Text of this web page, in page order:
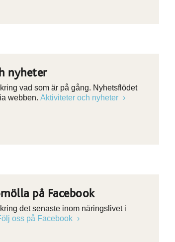
nyheter
vad som är på gång. Nyhetsflödet
webben. Aktiviteter och nyheter
på Facebook
det senaste inom näringslivet i
oss på Facebook